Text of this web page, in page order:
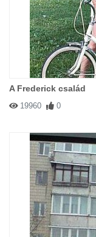
A Frederick család
19960 0